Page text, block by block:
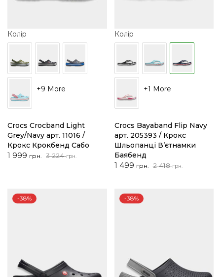
Колір
+9 More
Crocs Crocband Light
Grey/Navy арт. 11016 /
Крокс Крокбенд Сабо
3 224грн.
Оригінальна
1 999 грн.
Поточна
Колір
+1 More
Crocs Bayaband Flip Navy
арт. 205393 / Крокс
Шльопанці В’єтнамки
Баябенд
2 418грн.
Оригінальна
418 грн..
1 499 грн.
Поточна
499 грн..
-38% -38%